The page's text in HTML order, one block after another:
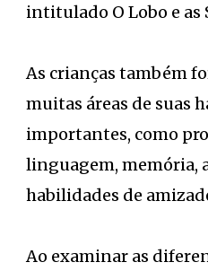
intitulado O Lobo e as
As crianças também
muitas áreas de suas
importantes, como
linguagem, memória,
habilidades de
Ao examinar as